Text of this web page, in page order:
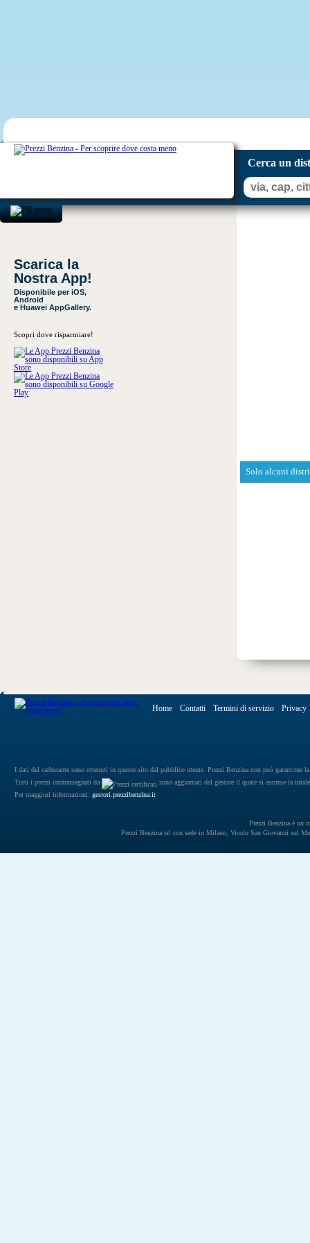
Cerca un
Scarica la
Nostra App!
Disponibile per iOS,
Android
e Huawei AppGallery.
Scopri dove risparmiare!
Solo alcuni
Home Contatti Termini di servizio Privacy
I dati del carburante sono ottenuti in questo sito dal pubblico utente. Prezzi Benzina non può garantirne
Tutti i prezzi contrassegnati da
sono aggiornati dal gestore il quale si assume la
Per maggiori informazioni: gestori.prezzibenzina.it
Prezzi Benzina è un
Prezzi Benzina srl con sede in Milano, Vicolo San Giovanni sul